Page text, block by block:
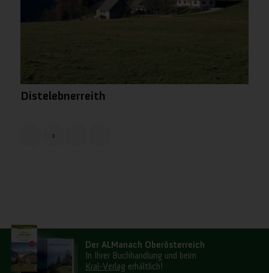
Distelebnerreith
2
Der ALManach Oberösterreich
In Ihrer Buchhandlung und beim
Kral-Verlag erhältlich!